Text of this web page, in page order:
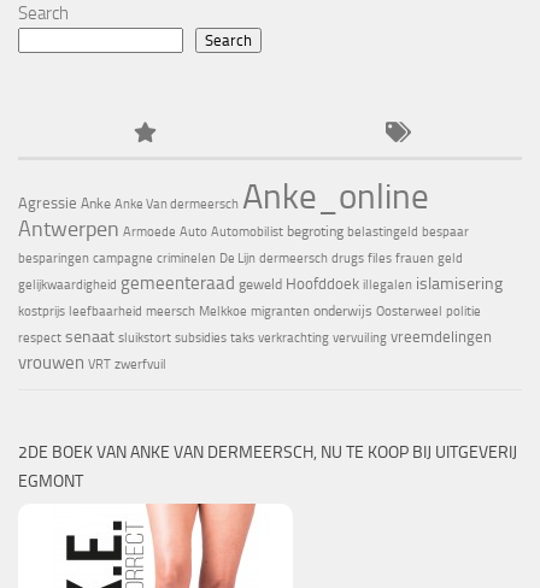
Search
Search
Agressie Anke Anke Van dermeersch Anke_online
Antwerpen Armoede Auto Automobilist begroting belastingeld bespaar
besparingen campagne criminelen De Lijn dermeersch drugs files frauen geld
gelijkwaardigheid gemeenteraad geweld Hoofddoek illegalen islamisering
kostprijs leefbaarheid meersch Melkkoe migranten onderwijs Oosterweel politie
respect senaat sluikstort subsidies taks verkrachting vervuiling vreemdelingen
vrouwen VRT zwerfvuil
2DE BOEK VAN ANKE VAN DERMEERSCH, NU TE KOOP BIJ UITGEVERIJ
EGMONT